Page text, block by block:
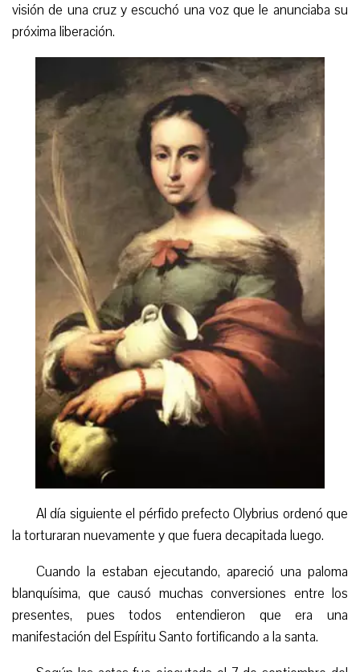
visión de una cruz y escuchó una voz que le anunciaba su
próxima liberación.
Al día siguiente el pérfido prefecto Olybrius ordenó que
la torturaran nuevamente y que fuera decapitada luego.
Cuando la estaban ejecutando, apareció una paloma
blanquísima, que causó muchas conversiones entre los
presentes, pues todos entendieron que era una
manifestación del Espíritu Santo fortificando a la santa.